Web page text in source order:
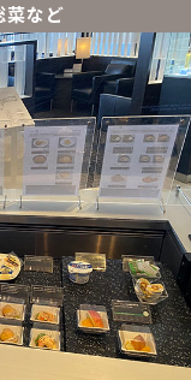
菜など